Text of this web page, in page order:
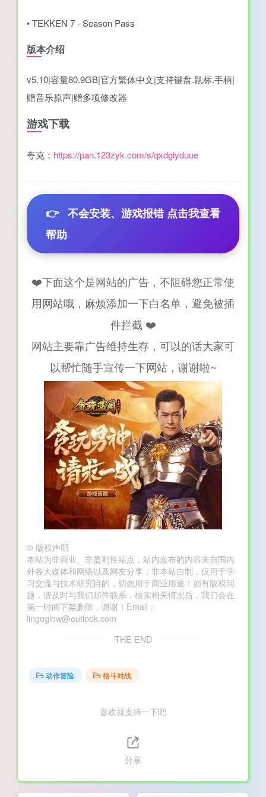
• TEKKEN 7 - Season Pass
版本介绍
v5.10|容量80.9GB|官方繁体中文|支持键盘.鼠标.手柄|
赠音乐原声|赠多项修改器
游戏下载
夸克： https://pan.123zyk.com/s/qxdglyduue
👉 不会安装、游戏报错 点击我查看
帮助
❤️下面这个是网站的广告，不阻碍您正常使
用网站哦，麻烦添加一下白名单，避免被插
件拦截 ❤️
网站主要靠广告维持生存，可以的话大家可
以帮忙随手宣传一下网站，谢谢啦~
© 版权声明
本站为非商业、非盈利性站点，站内发布的内容来自国内
外各大媒体和网络以及网友分享，非本站自制，仅用于学
习交流与技术研究目的，切勿用于商业用途！如有版权问
题，请及时与我们邮件联系，核实相关情况后，我们会在
第一时间下架删除，谢谢！Email：
lingoglow@outlook.com
THE END
动作冒险 格斗对战
喜欢就支持一下吧
分享